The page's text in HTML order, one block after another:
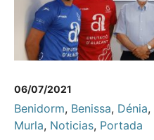
06/07/2021
Benidorm, Benissa, Dénia,
Murla, Noticias, Portada